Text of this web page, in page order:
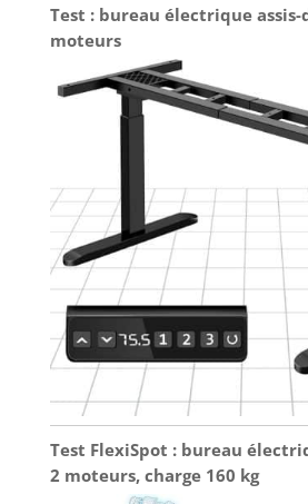
Test : bureau électrique assis-
moteurs
Test FlexiSpot : bureau
2 moteurs, charge 160 kg